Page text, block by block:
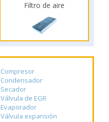
Filtro de aire
Compresor
Condensador
Secador
Válvula de EGR
Evaporador
Válvula expansión